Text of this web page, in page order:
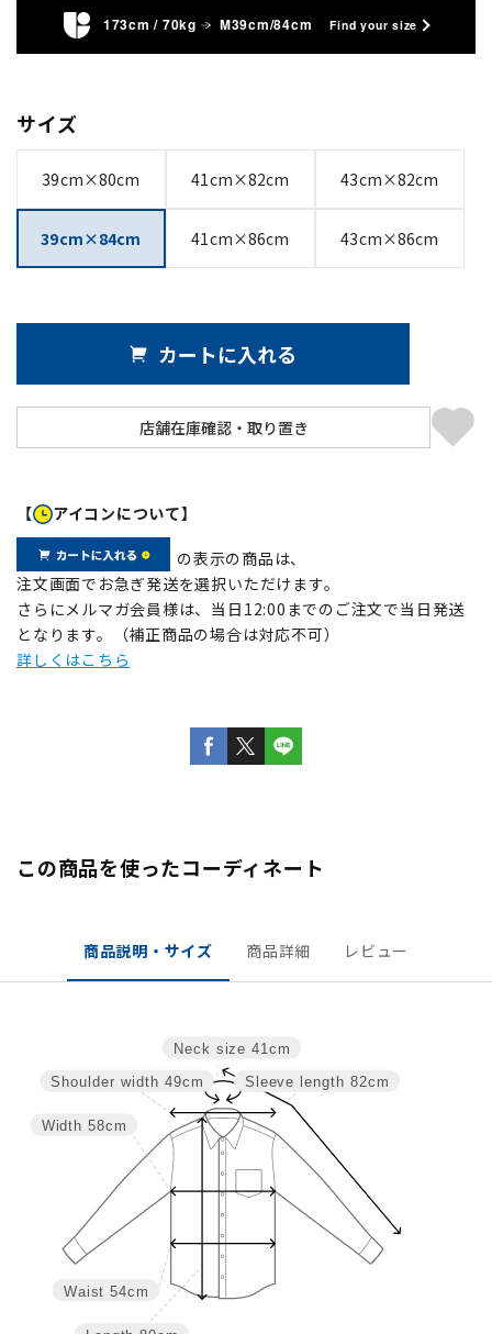
173cm / 70kg M39cm/84cm Find your size
サイズ
39cm×80cm 41cm×82cm 43cm×82cm
39cm×84cm 41cm×86cm 43cm×86cm
カートに入れる
【 アイコンについて】
の表示の商品は、
注文画面でお急ぎ発送を選択いただけます。
さらにメルマガ会員様は、当日12:00までのご注文で当日発送
となります。（補正商品の場合は対応不可）
詳しくはこちら
この商品を使ったコーディネート
商品説明・サイズ 商品詳細 レビュー
Sleeve length 82cm
Neck size 41cm
Waist 54cm
Width 58cm
Shoulder width 49cm